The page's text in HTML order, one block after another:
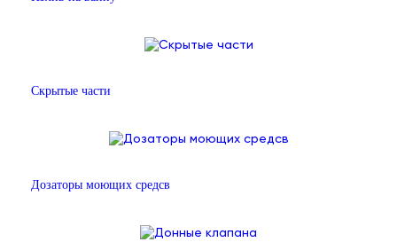
Скрытые части
Дозаторы моющих средсв